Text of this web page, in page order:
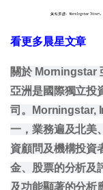
看更多晨星文章
關於 Morningstar
亞洲是國際獨立投
司。Morningstar,
一，業務遍及北美
資顧問及機構投資
金、股票的分析及
及功能顯著的分析